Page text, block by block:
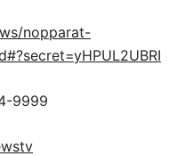
nopparat-
9999